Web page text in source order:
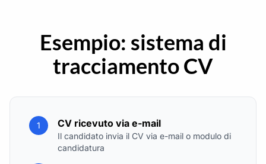
Esempio: sistema di
tracciamento CV
1 CV ricevuto via e-mail
Il candidato invia il CV via e-mail o modulo di
candidatura